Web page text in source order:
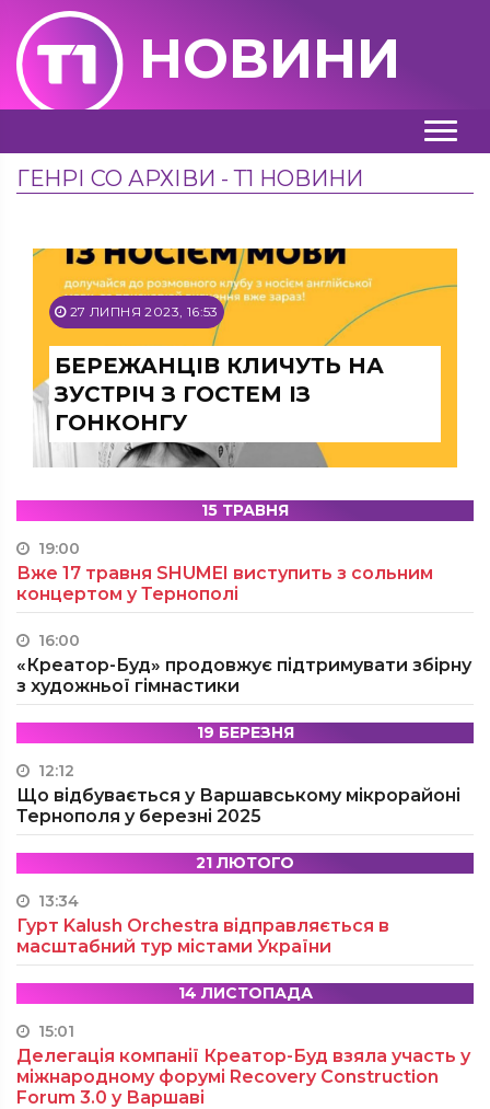
НОВИНИ
ГЕНРІ СО АРХІВИ - Т1 НОВИНИ
27 ЛИПНЯ 2023, 16:53
БЕРЕЖАНЦІВ КЛИЧУТЬ НА
ЗУСТРІЧ З ГОСТЕМ ІЗ
ГОНКОНГУ
15 ТРАВНЯ
19:00
Вже 17 травня SHUMEI виступить з сольним
концертом у Тернополі
16:00
«Креатор-Буд» продовжує підтримувати збірну
з художньої гімнастики
19 БЕРЕЗНЯ
12:12
Що відбувається у Варшавському мікрорайоні
Тернополя у березні 2025
21 ЛЮТОГО
13:34
Гурт Kalush Orchestra відправляється в
масштабний тур містами України
14 ЛИСТОПАДА
15:01
Делегація компанії Креатор-Буд взяла участь у
міжнародному форумі Recovery Construction
Forum 3.0 у Варшаві